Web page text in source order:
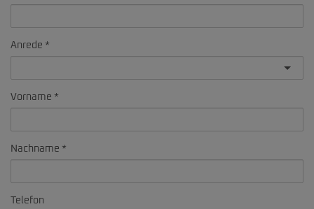
Anrede
Vorname
Nachname
Telefon